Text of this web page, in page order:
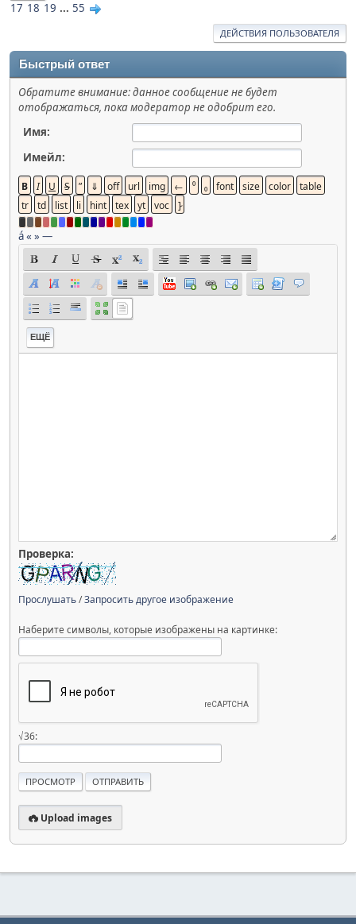
17 18 19 ... 55
ДЕЙСТВИЯ ПОЛЬЗОВАТЕЛЯ
Быстрый ответ
Обратите внимание: данное сообщение не будет
отображаться, пока модератор не одобрит его.
Имя:
Имейл:
á« »—
ЕЩЁ
Проверка:
Прослушать/Запросить другое изображение
Наберите символы, которые изображены на картинке:
√36:
Upload images